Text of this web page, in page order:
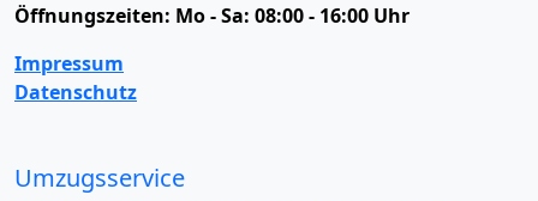
Öffnungszeiten: Mo - Sa: 08:00 - 16:00 Uhr
Impressum
Datenschutz
Umzugsservice